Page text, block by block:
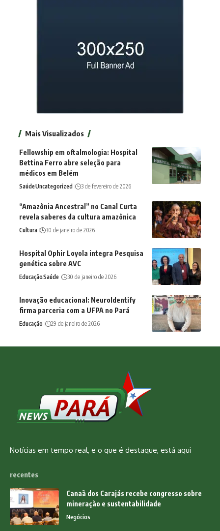
Mais Visualizados
Fellowship em oftalmologia: Hospital
Bettina Ferro abre seleção para
médicos em Belém
SaúdeUncategorized 3 de fevereiro de 2026
“Amazônia Ancestral” no Canal Curta
revela saberes da cultura amazônica
Cultura 30 de janeiro de 2026
Hospital Ophir Loyola integra Pesquisa
genética sobre AVC
EducaçãoSaúde 30 de janeiro de 2026
Inovação educacional: NeuroIdentify
firma parceria com a UFPA no Pará
Educação 29 de janeiro de 2026
Notícias em tempo real, e o que é destaque, está aqui
recentes
Canaã dos Carajás recebe congresso sobre
mineração e sustentabilidade
Negócios